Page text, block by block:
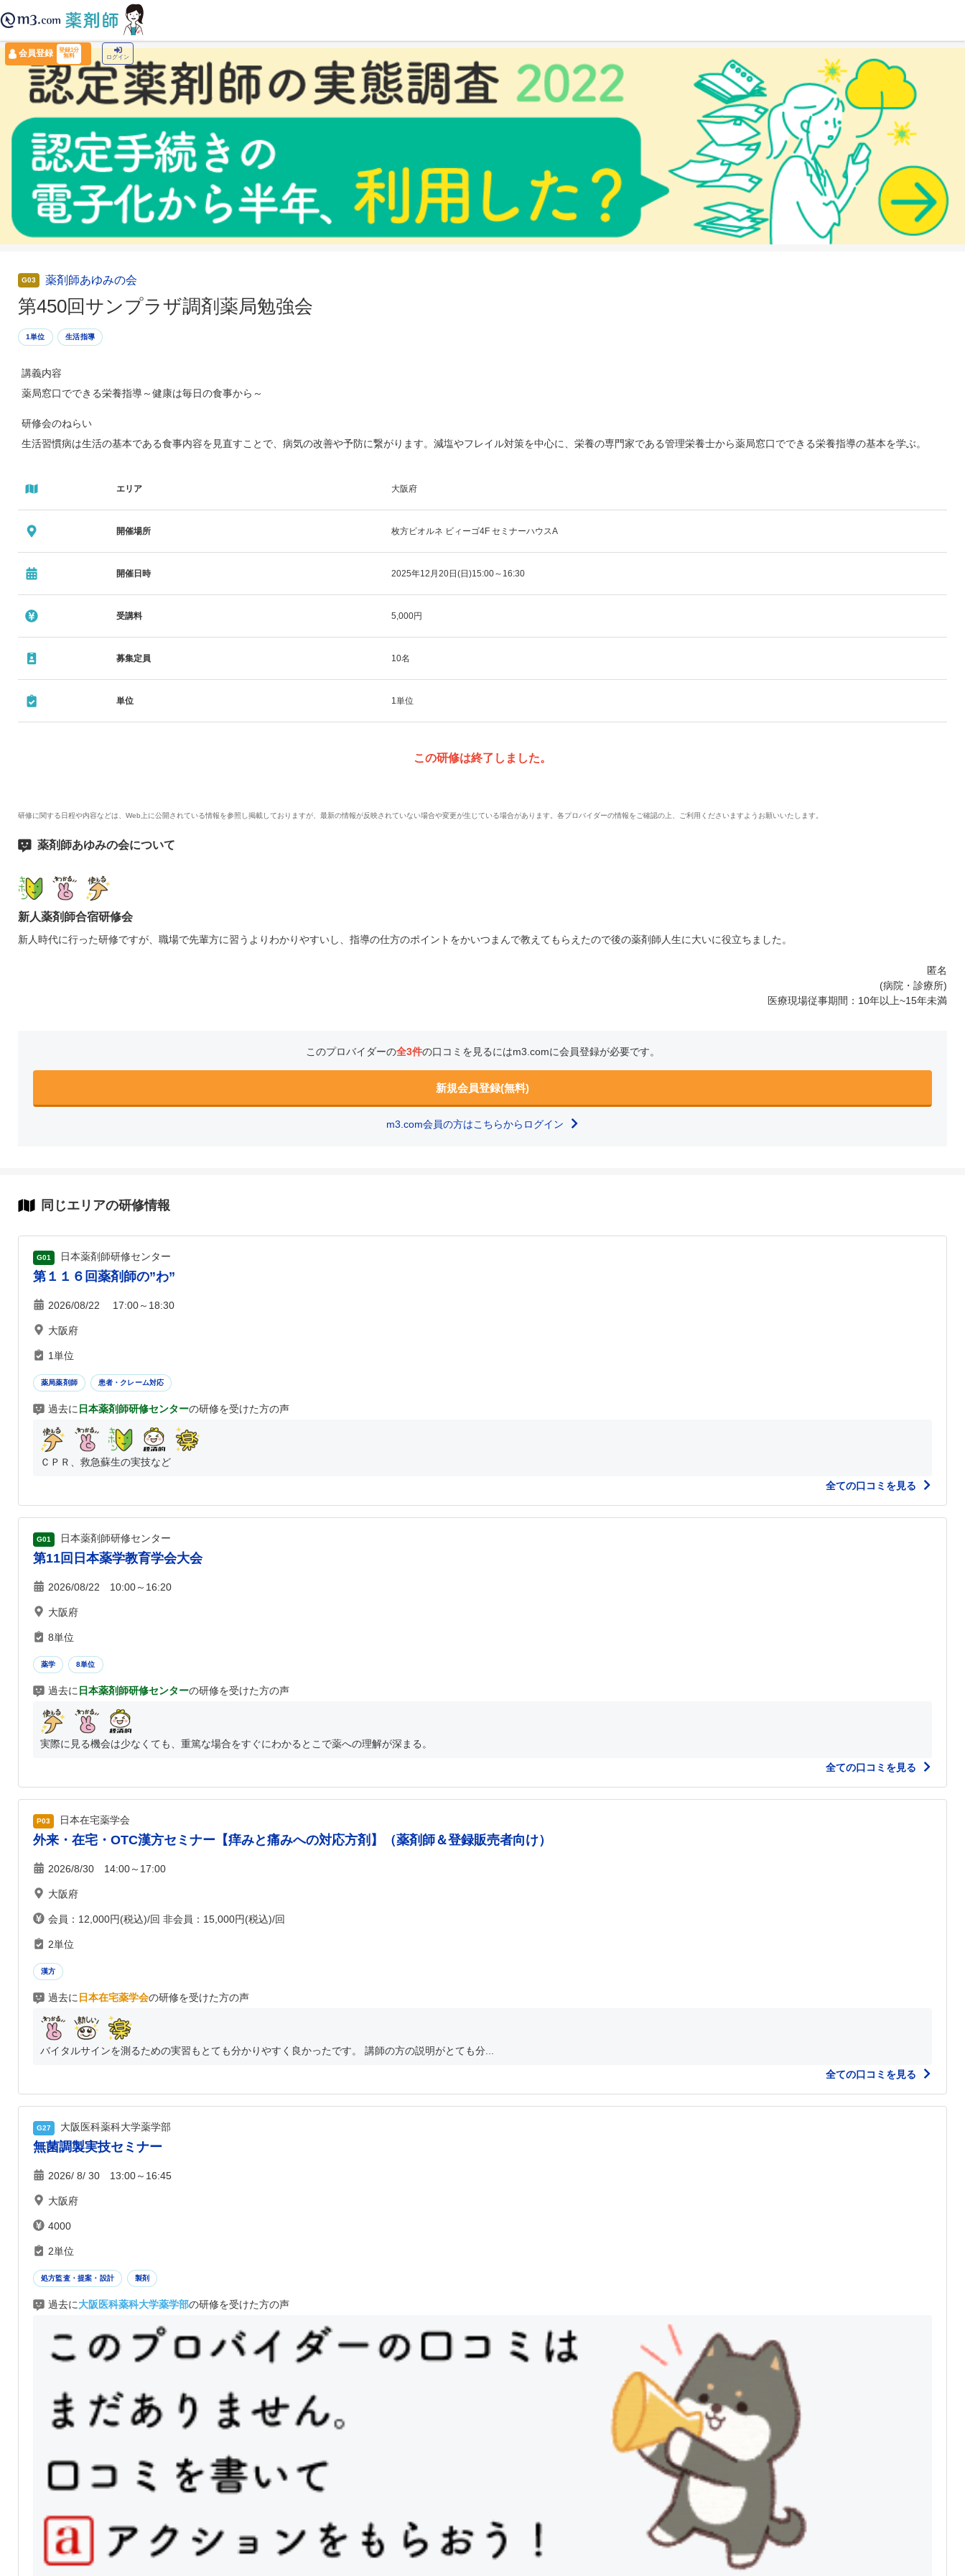
会員登録
登録1分
無料
ログイン
› 第450回サンプラザ調剤薬局勉強会
G03 薬剤師あゆみの会
第450回サンプラザ調剤薬局勉強会
1単位 生活指導
講義内容
薬局窓口でできる栄養指導～健康は毎日の食事から～
研修会のねらい
生活習慣病は生活の基本である食事内容を見直すことで、病気の改善や予防に繋がります。減塩やフレイル対策を中心に、栄養の専門家である管理栄養士から薬局窓口でできる栄養指導の基本を学ぶ。
渡辺氏 サンプラザ調剤薬局 管理栄養士チーム
エリア 大阪府
開催場所 枚方ビオルネ ビィーゴ4F セミナーハウスA
開催日時 2025年12月20日(日)15:00～16:30
受講料 5,000円
募集定員 10名
単位 1単位
この研修は終了しました。
研修に関する日程や内容などは、Web上に公開されている情報を参照し掲載しておりますが、最新の情報が反映されていない場合や変更が生じている場合があります。各プロバイダーの情報をご確認の上、ご利用くださいますようお願いいたします。
薬剤師あゆみの会について
新人薬剤師合宿研修会
新人時代に行った研修ですが、職場で先輩方に習うよりわかりやすいし、指導の仕方のポイントをかいつまんで教えてもらえたので後の薬剤師人生に大いに役立ちました。
匿名
(病院・診療所)
医療現場従事期間：10年以上~15年未満
このプロバイダーの全3件の口コミを見るにはm3.comに会員登録が必要です。
新規会員登録(無料)
m3.com会員の方はこちらからログイン
同じエリアの研修情報
G01 日本薬剤師研修センター
第１１６回薬剤師の”わ”
2026/08/22 17:00～18:30
大阪府
1単位
薬局薬剤師 患者・クレーム対応
過去に 日本薬剤師研修センターの研修を受けた方の声
ＣＰＲ、救急蘇生の実技など
全ての口コミを見る
G01 日本薬剤師研修センター
第11回日本薬学教育学会大会
2026/08/22 10:00～16:20
大阪府
8単位
薬学 8単位
過去に 日本薬剤師研修センターの研修を受けた方の声
実際に見る機会は少なくても、重篤な場合をすぐにわかるとこで薬への理解が深まる。
全ての口コミを見る
P03 日本在宅薬学会
外来・在宅・OTC漢方セミナー【痒みと痛みへの対応方剤】（薬剤師＆登録販売者向け）
2026/8/30 14:00～17:00
大阪府
会員：12,000円(税込)/回 非会員：15,000円(税込)/回
2単位
漢方
過去に 日本在宅薬学会の研修を受けた方の声
バイタルサインを測るための実習もとても分かりやすく良かったです。 講師の方の説明がとても分...
全ての口コミを見る
G27 大阪医科薬科大学薬学部
無菌調製実技セミナー
2026/ 8/ 30 13:00～16:45
大阪府
4000
2単位
処方監査・提案・設計 製剤
過去に大阪医科薬科大学薬学部の研修を受けた方の声